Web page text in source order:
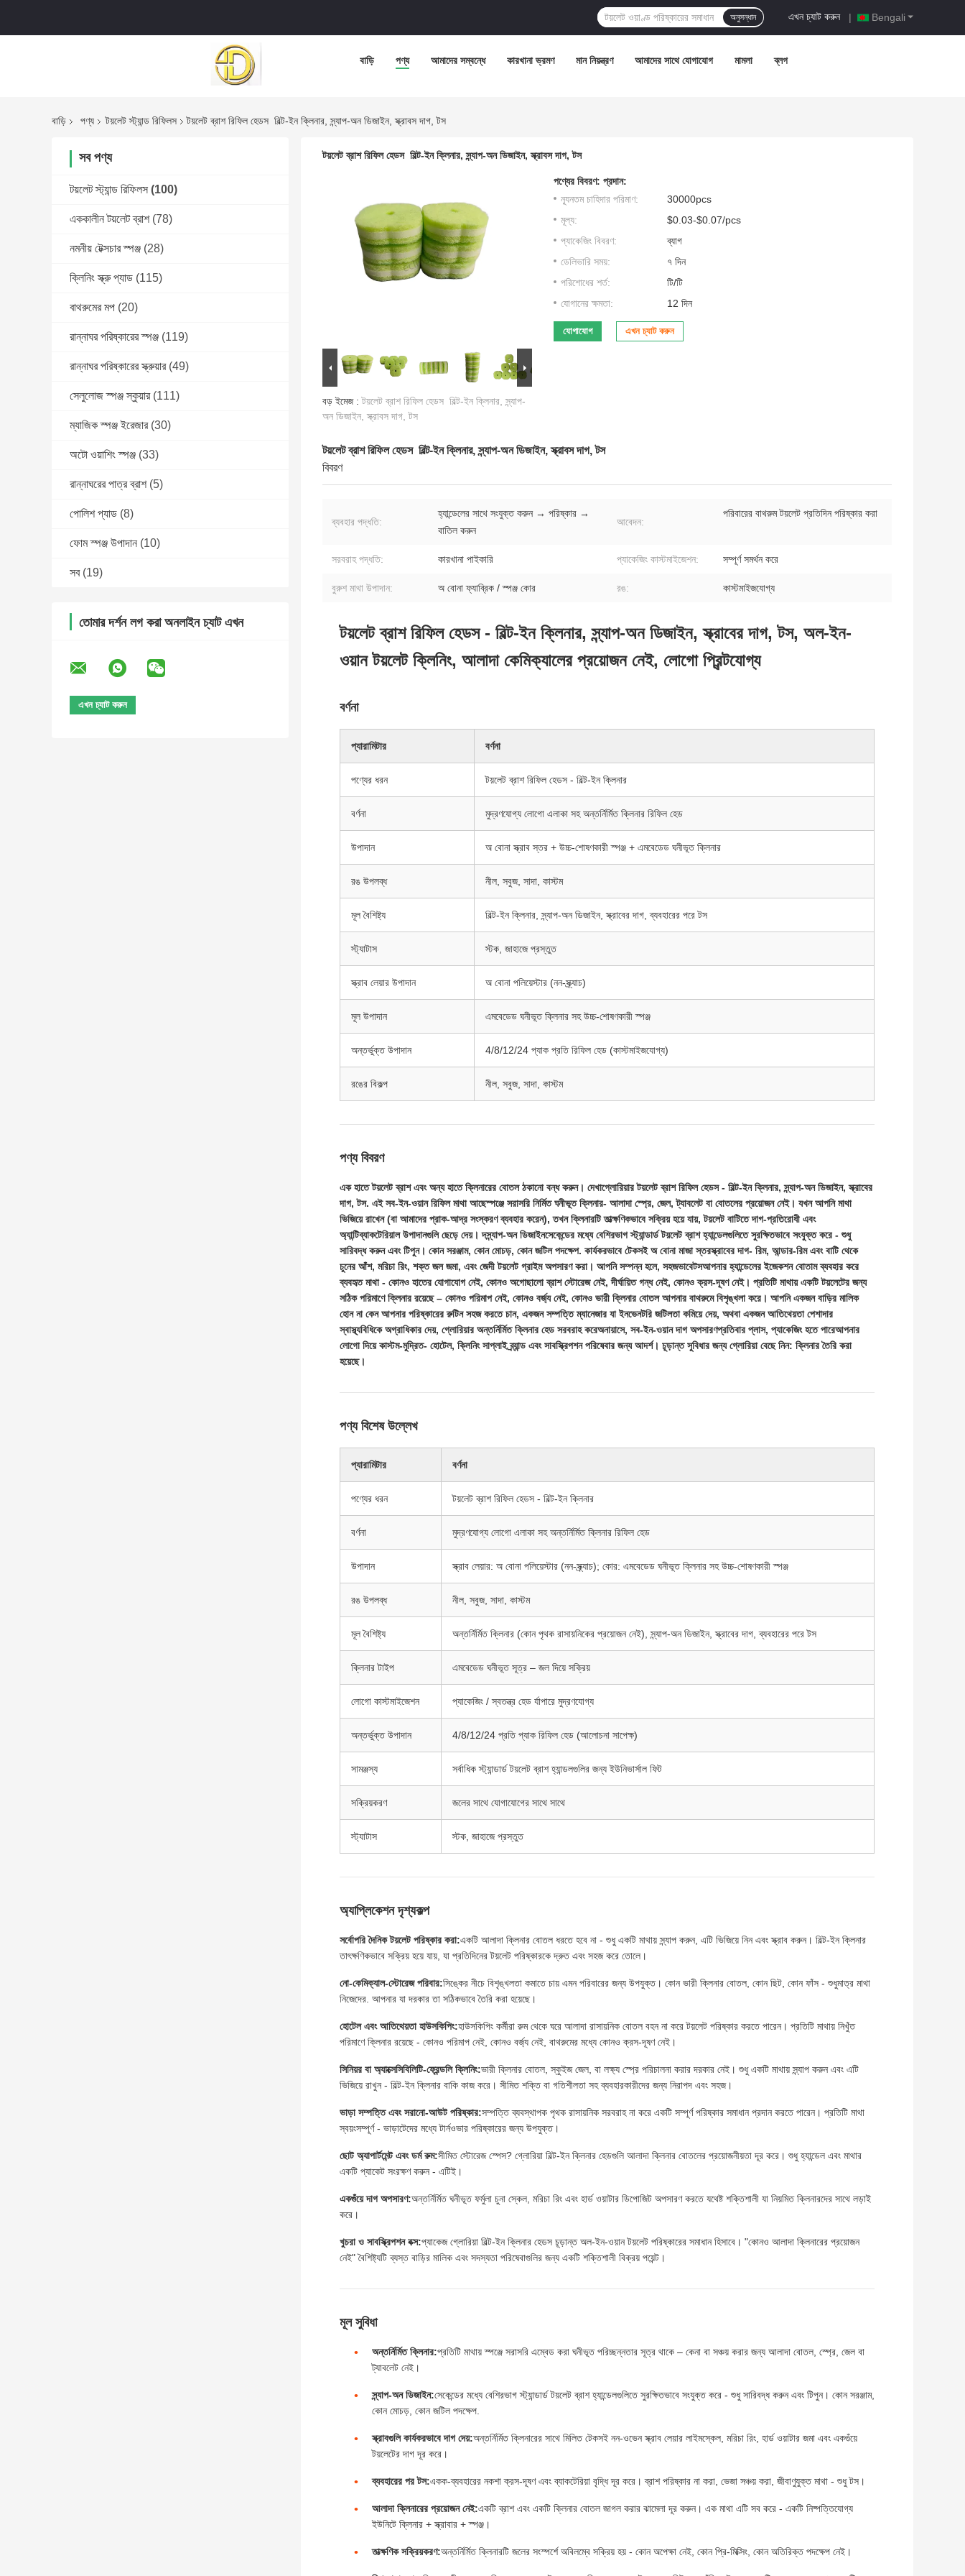
Bengali
এখন চ্যাট করুন |
অনুসন্ধান
বাড়ি পণ্য আমাদের সম্বন্ধে কারখানা ভ্রমণ মান নিয়ন্ত্রণ আমাদের সাথে যোগাযোগ মামলা ব্লগ
বাড়ি পণ্য টয়লেট স্ট্যান্ড রিফিলস টয়লেট ব্রাশ রিফিল হেডস ️ বিল্ট-ইন ক্লিনার, স্ন্যাপ-অন ডিজাইন, স্ক্রাবস দাগ, টস
সব পণ্য
টয়লেট স্ট্যান্ড রিফিলস (100)
এককালীন টয়লেট ব্রাশ (78)
নমনীয় টেক্সচার স্পঞ্জ (28)
ক্লিনিং স্ক্রু প্যাড (115)
বাথরুমের মপ (20)
রান্নাঘর পরিষ্কারের স্পঞ্জ (119)
রান্নাঘর পরিষ্কারের স্ক্রুয়ার (49)
সেলুলোজ স্পঞ্জ স্কুয়ার (111)
ম্যাজিক স্পঞ্জ ইরেজার (30)
অটো ওয়াশিং স্পঞ্জ (33)
রান্নাঘরের পাত্র ব্রাশ (5)
পোলিশ প্যাড (8)
ফোম স্পঞ্জ উপাদান (10)
সব (19)
তোমার দর্শন লগ করা অনলাইন চ্যাট এখন
টয়লেট ব্রাশ রিফিল হেডস ️ বিল্ট-ইন ক্লিনার, স্ন্যাপ-অন ডিজাইন, স্ক্রাবস দাগ, টস
বড় ইমেজ :টয়লেট ব্রাশ রিফিল হেডস ️ বিল্ট-ইন ক্লিনার, স্ন্যাপ-
অন ডিজাইন, স্ক্রাবস দাগ, টস
পণ্যের বিবরণ: প্রদান:
ন্যূনতম চাহিদার পরিমাণ:
30000pcs
মূল্য:
$0.03-$0.07/pcs
প্যাকেজিং বিবরণ:
ব্যাগ
ডেলিভারি সময়:
৭ দিন
পরিশোধের শর্ত:
টি/টি
যোগানের ক্ষমতা:
12 দিন
যোগাযোগ এখন চ্যাট করুন
টয়লেট ব্রাশ রিফিল হেডস ️ বিল্ট-ইন ক্লিনার, স্ন্যাপ-অন ডিজাইন, স্ক্রাবস দাগ, টস
বিবরণ
ব্যবহার পদ্ধতি:
হ্যান্ডেলের সাথে সংযুক্ত করুন → পরিষ্কার →
বাতিল করুন
আবেদন:
পরিবারের বাথরুম টয়লেট প্রতিদিন পরিষ্কার করা
সরবরাহ পদ্ধতি: কারখানা পাইকারি প্যাকেজিং কাস্টমাইজেশন: সম্পূর্ণ সমর্থন করে
বুরুশ মাথা উপাদান: অ বোনা ফ্যাব্রিক / স্পঞ্জ কোর রঙ: কাস্টমাইজযোগ্য
টয়লেট ব্রাশ রিফিল হেডস - বিল্ট-ইন ক্লিনার, স্ন্যাপ-অন ডিজাইন, স্ক্রাবের দাগ, টস, অল-ইন-
ওয়ান টয়লেট ক্লিনিং, আলাদা কেমিক্যালের প্রয়োজন নেই, লোগো প্রিন্টযোগ্য
বর্ণনা
প্যারামিটার বর্ণনা
পণ্যের ধরন টয়লেট ব্রাশ রিফিল হেডস - বিল্ট-ইন ক্লিনার
বর্ণনা মুদ্রণযোগ্য লোগো এলাকা সহ অন্তর্নির্মিত ক্লিনার রিফিল হেড
উপাদান অ বোনা স্ক্রাব স্তর + উচ্চ-শোষণকারী স্পঞ্জ + এমবেডেড ঘনীভূত ক্লিনার
রঙ উপলব্ধ নীল, সবুজ, সাদা, কাস্টম
মূল বৈশিষ্ট্য বিল্ট-ইন ক্লিনার, স্ন্যাপ-অন ডিজাইন, স্ক্রাবের দাগ, ব্যবহারের পরে টস
স্ট্যাটাস স্টক, জাহাজে প্রস্তুত
স্ক্রাব লেয়ার উপাদান অ বোনা পলিয়েস্টার (নন-স্ক্র্যাচ)
মূল উপাদান এমবেডেড ঘনীভূত ক্লিনার সহ উচ্চ-শোষণকারী স্পঞ্জ
অন্তর্ভুক্ত উপাদান 4/8/12/24 প্যাক প্রতি রিফিল হেড (কাস্টমাইজযোগ্য)
রঙের বিকল্প নীল, সবুজ, সাদা, কাস্টম
পণ্য বিবরণ
এক হাতে টয়লেট ব্রাশ এবং অন্য হাতে ক্লিনারের বোতল ঠকানো বন্ধ করুন। দেখাগ্লোরিয়ার টয়লেট ব্রাশ রিফিল হেডস - বিল্ট-ইন ক্লিনার, স্ন্যাপ-অন ডিজাইন, স্ক্রাবের
দাগ, টস. এই সব-ইন-ওয়ান রিফিল মাথা আছেস্পঞ্জে সরাসরি নির্মিত ঘনীভূত ক্লিনার- আলাদা স্প্রে, জেল, ট্যাবলেট বা বোতলের প্রয়োজন নেই। যখন আপনি মাথা
ভিজিয়ে রাখেন (বা আমাদের প্রাক-আদ্র সংস্করণ ব্যবহার করেন), তখন ক্লিনারটি তাত্ক্ষণিকভাবে সক্রিয় হয়ে যায়, টয়লেট বাটিতে দাগ-প্রতিরোধী এবং
অ্যান্টিব্যাকটেরিয়াল উপাদানগুলি ছেড়ে দেয়। দস্ন্যাপ-অন ডিজাইনসেকেন্ডের মধ্যে বেশিরভাগ স্ট্যান্ডার্ড টয়লেট ব্রাশ হ্যান্ডেলগুলিতে সুরক্ষিতভাবে সংযুক্ত করে - শুধু
সারিবদ্ধ করুন এবং টিপুন। কোন সরঞ্জাম, কোন মোচড়, কোন জটিল পদক্ষেপ. কার্যকরভাবে টেকসই অ বোনা মাজা স্তরস্ক্রাবের দাগ- রিম, আন্ডার-রিম এবং বাটি থেকে
চুনের আঁশ, মরিচা রিং, শক্ত জল জমা, এবং জেদী টয়লেট গ্রাইম অপসারণ করা। আপনি সম্পন্ন হলে, সহজভাবেটসআপনার হ্যান্ডেলের ইজেকশন বোতাম ব্যবহার করে
ব্যবহৃত মাথা - কোনও হাতের যোগাযোগ নেই, কোনও অগোছালো ব্রাশ স্টোরেজ নেই, দীর্ঘায়িত গন্ধ নেই, কোনও ক্রস-দূষণ নেই। প্রতিটি মাথায় একটি টয়লেটের জন্য
সঠিক পরিমাণে ক্লিনার রয়েছে – কোনও পরিমাপ নেই, কোনও বর্জ্য নেই, কোনও ভারী ক্লিনার বোতল আপনার বাথরুমে বিশৃঙ্খলা করে। আপনি একজন বাড়ির মালিক
হোন না কেন আপনার পরিষ্কারের রুটিন সহজ করতে চান, একজন সম্পত্তি ম্যানেজার যা ইনভেনটরি জটিলতা কমিয়ে দেয়, অথবা একজন আতিথেয়তা পেশাদার
স্বাস্থ্যবিধিকে অগ্রাধিকার দেয়, গ্লোরিয়ার অন্তর্নির্মিত ক্লিনার হেড সরবরাহ করেঅনায়াসে, সব-ইন-ওয়ান দাগ অপসারণপ্রতিবার প্লাস, প্যাকেজিং হতে পারেআপনার
লোগো দিয়ে কাস্টম-মুদ্রিত- হোটেল, ক্লিনিং সাপ্লাই ব্র্যান্ড এবং সাবস্ক্রিপশন পরিষেবার জন্য আদর্শ। চূড়ান্ত সুবিধার জন্য গ্লোরিয়া বেছে নিন: ক্লিনার তৈরি করা
হয়েছে।
পণ্য বিশেষ উল্লেখ
প্যারামিটার বর্ণনা
পণ্যের ধরন টয়লেট ব্রাশ রিফিল হেডস - বিল্ট-ইন ক্লিনার
বর্ণনা মুদ্রণযোগ্য লোগো এলাকা সহ অন্তর্নির্মিত ক্লিনার রিফিল হেড
উপাদান স্ক্রাব লেয়ার: অ বোনা পলিয়েস্টার (নন-স্ক্র্যাচ); কোর: এমবেডেড ঘনীভূত ক্লিনার সহ উচ্চ-শোষণকারী স্পঞ্জ
রঙ উপলব্ধ নীল, সবুজ, সাদা, কাস্টম
মূল বৈশিষ্ট্য অন্তর্নির্মিত ক্লিনার (কোন পৃথক রাসায়নিকের প্রয়োজন নেই), স্ন্যাপ-অন ডিজাইন, স্ক্রাবের দাগ, ব্যবহারের পরে টস
ক্লিনার টাইপ এমবেডেড ঘনীভূত সূত্র – জল দিয়ে সক্রিয়
লোগো কাস্টমাইজেশন প্যাকেজিং / স্বতন্ত্র হেড র্যাপারে মুদ্রণযোগ্য
অন্তর্ভুক্ত উপাদান 4/8/12/24 প্রতি প্যাক রিফিল হেড (আলোচনা সাপেক্ষ)
সামঞ্জস্য সর্বাধিক স্ট্যান্ডার্ড টয়লেট ব্রাশ হ্যান্ডলগুলির জন্য ইউনিভার্সাল ফিট
সক্রিয়করণ জলের সাথে যোগাযোগের সাথে সাথে
স্ট্যাটাস স্টক, জাহাজে প্রস্তুত
অ্যাপ্লিকেশন দৃশ্যকল্প
সর্বোপরি দৈনিক টয়লেট পরিষ্কার করা:একটি আলাদা ক্লিনার বোতল ধরতে হবে না - শুধু একটি মাথায় স্ন্যাপ করুন, এটি ভিজিয়ে নিন এবং স্ক্রাব করুন। বিল্ট-ইন ক্লিনার
তাৎক্ষণিকভাবে সক্রিয় হয়ে যায়, যা প্রতিদিনের টয়লেট পরিষ্কারকে দ্রুত এবং সহজ করে তোলে।
নো-কেমিক্যাল-স্টোরেজ পরিবার:সিঙ্কের নীচে বিশৃঙ্খলতা কমাতে চায় এমন পরিবারের জন্য উপযুক্ত। কোন ভারী ক্লিনার বোতল, কোন ছিট, কোন ফাঁস - শুধুমাত্র মাথা
নিজেদের. আপনার যা দরকার তা সঠিকভাবে তৈরি করা হয়েছে।
হোটেল এবং আতিথেয়তা হাউসকিপিং:হাউসকিপিং কর্মীরা রুম থেকে ঘরে আলাদা রাসায়নিক বোতল বহন না করে টয়লেট পরিষ্কার করতে পারেন। প্রতিটি মাথায় নিখুঁত
পরিমাণে ক্লিনার রয়েছে - কোনও পরিমাপ নেই, কোনও বর্জ্য নেই, বাথরুমের মধ্যে কোনও ক্রস-দূষণ নেই।
সিনিয়র বা অ্যাক্সেসিবিলিটি-ফ্রেন্ডলি ক্লিনিং:ভারী ক্লিনার বোতল, স্কুইজ জেল, বা লক্ষ্য স্প্রে পরিচালনা করার দরকার নেই। শুধু একটি মাথায় স্ন্যাপ করুন এবং এটি
ভিজিয়ে রাখুন - বিল্ট-ইন ক্লিনার বাকি কাজ করে। সীমিত শক্তি বা গতিশীলতা সহ ব্যবহারকারীদের জন্য নিরাপদ এবং সহজ।
ভাড়া সম্পত্তি এবং সরানো-আউট পরিষ্কার:সম্পত্তি ব্যবস্থাপক পৃথক রাসায়নিক সরবরাহ না করে একটি সম্পূর্ণ পরিষ্কার সমাধান প্রদান করতে পারেন। প্রতিটি মাথা
স্বয়ংসম্পূর্ণ - ভাড়াটেদের মধ্যে টার্নওভার পরিষ্কারের জন্য উপযুক্ত।
ছোট অ্যাপার্টমেন্ট এবং ডর্ম রুম:সীমিত স্টোরেজ স্পেস? গ্লোরিয়া বিল্ট-ইন ক্লিনার হেডগুলি আলাদা ক্লিনার বোতলের প্রয়োজনীয়তা দূর করে। শুধু হ্যান্ডেল এবং মাথার
একটি প্যাকেট সংরক্ষণ করুন - এটিই।
একগুঁয়ে দাগ অপসারণ:অন্তর্নির্মিত ঘনীভূত ফর্মুলা চুনা স্কেল, মরিচা রিং এবং হার্ড ওয়াটার ডিপোজিট অপসারণ করতে যথেষ্ট শক্তিশালী যা নিয়মিত ক্লিনারদের সাথে লড়াই
করে।
খুচরা ও সাবস্ক্রিপশন বক্স:প্যাকেজ গ্লোরিয়া বিল্ট-ইন ক্লিনার হেডস চূড়ান্ত অল-ইন-ওয়ান টয়লেট পরিষ্কারের সমাধান হিসাবে। "কোনও আলাদা ক্লিনারের প্রয়োজন
নেই" বৈশিষ্ট্যটি ব্যস্ত বাড়ির মালিক এবং সদস্যতা পরিষেবাগুলির জন্য একটি শক্তিশালী বিক্রয় পয়েন্ট।
মূল সুবিধা
অন্তর্নির্মিত ক্লিনার:প্রতিটি মাথায় স্পঞ্জে সরাসরি এম্বেড করা ঘনীভূত পরিচ্ছন্নতার সূত্র থাকে – কেনা বা সঞ্চয় করার জন্য আলাদা বোতল, স্প্রে, জেল বা
ট্যাবলেট নেই।
স্ন্যাপ-অন ডিজাইন:সেকেন্ডের মধ্যে বেশিরভাগ স্ট্যান্ডার্ড টয়লেট ব্রাশ হ্যান্ডেলগুলিতে সুরক্ষিতভাবে সংযুক্ত করে - শুধু সারিবদ্ধ করুন এবং টিপুন। কোন সরঞ্জাম,
কোন মোচড়, কোন জটিল পদক্ষেপ.
স্ক্রাবগুলি কার্যকরভাবে দাগ দেয়:অন্তর্নির্মিত ক্লিনারের সাথে মিলিত টেকসই নন-ওভেন স্ক্রাব লেয়ার লাইমস্কেল, মরিচা রিং, হার্ড ওয়াটার জমা এবং একগুঁয়ে
টয়লেটের দাগ দূর করে।
ব্যবহারের পর টস:একক-ব্যবহারের নকশা ক্রস-দূষণ এবং ব্যাকটেরিয়া বৃদ্ধি দূর করে। ব্রাশ পরিষ্কার না করা, ভেজা সঞ্চয় করা, জীবাণুযুক্ত মাথা - শুধু টস।
আলাদা ক্লিনারের প্রয়োজন নেই:একটি ব্রাশ এবং একটি ক্লিনার বোতল জাগল করার ঝামেলা দূর করুন। এক মাথা এটি সব করে - একটি নিষ্পত্তিযোগ্য
ইউনিটে ক্লিনার + স্ক্রাবার + স্পঞ্জ।
তাত্ক্ষণিক সক্রিয়করণ:অন্তর্নির্মিত ক্লিনারটি জলের সংস্পর্শে অবিলম্বে সক্রিয় হয় - কোন অপেক্ষা নেই, কোন প্রি-মিক্সিং, কোন অতিরিক্ত পদক্ষেপ নেই।